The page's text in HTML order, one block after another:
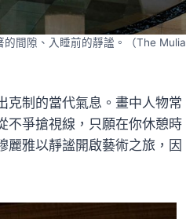
間隙、入睡前的靜謐。（The Mulia
克制的當代氣息。畫中人物常
不爭搶視線，只願在你休憩時
麗雅以靜謐開啟藝術之旅，因